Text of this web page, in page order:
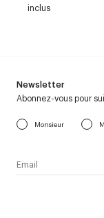
inclus
Newsletter
Abonnez-vous pour
Monsieur